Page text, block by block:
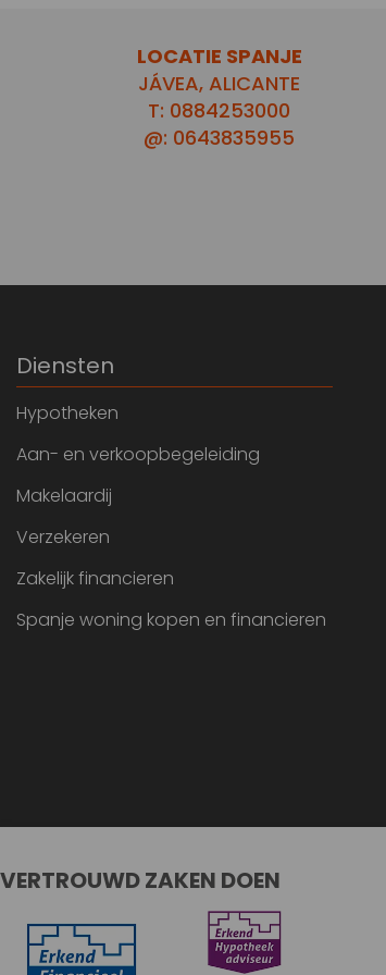
LOCATIE SPANJE
JÁVEA, ALICANTE
T: 0884253000
@: 0643835955
Diensten
Hypotheken
Aan- en verkoopbegeleiding
Makelaardij
Verzekeren
Zakelijk financieren
Spanje woning kopen en financieren
VERTROUWD ZAKEN DOEN